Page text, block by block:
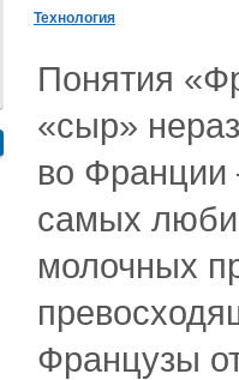
Технология
Понятия
«сыр»
во Франции
самых
молочных
Французы